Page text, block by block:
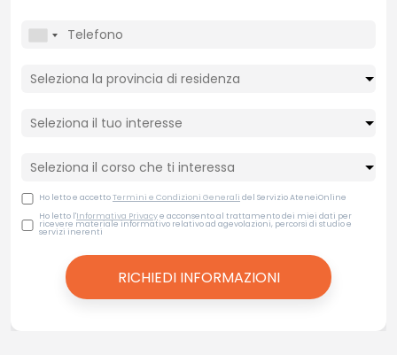
Ho letto e accettoTermini e Condizioni Generali del Servizio AteneiOnline
Ho letto l'Informativa Privacye acconsento al trattamento dei miei dati per
ricevere materiale informativo relativo ad agevolazioni, percorsi di studio e
servizi inerenti